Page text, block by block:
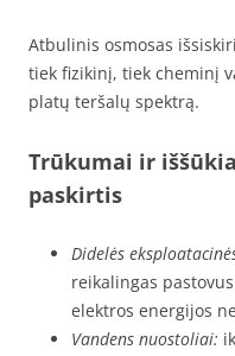
Atbulinis osmosas
tiek fizikinį, tiek cheminį
platų teršalų spektrą.
Trūkumai ir
paskirtis
Didelės
reikalingas
elektros energijos
Vandens nuostoliai: